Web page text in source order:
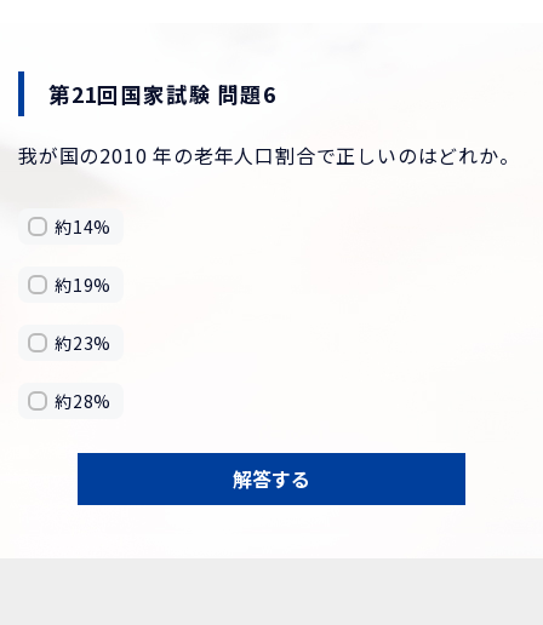
第21回国家試験 問題6
我が国の2010 年の老年人口割合で正しいのはどれか。
約14%
約19%
約23%
約28%
解答する